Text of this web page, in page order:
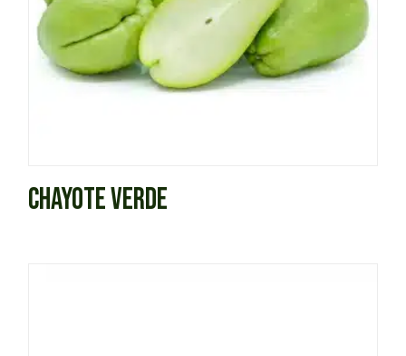
CHAYOTE VERDE